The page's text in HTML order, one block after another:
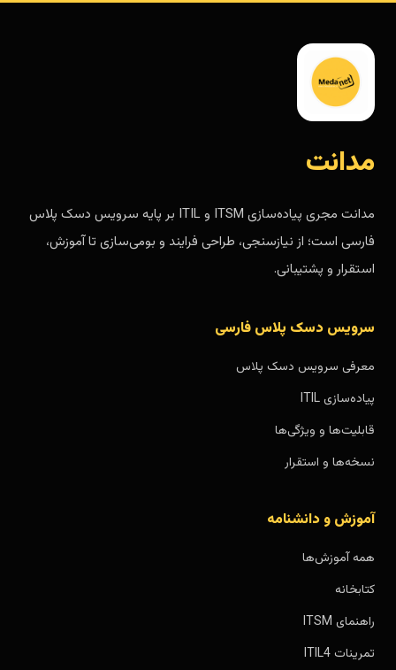
مدانت
مدانت مجری پیاده‌سازی ITSM و ITIL بر پایه سرویس دسک پلاس
فارسی است؛ از نیازسنجی، طراحی فرایند و بومی‌سازی تا آموزش،
استقرار و پشتیبانی.
سرویس دسک پلاس فارسی
معرفی سرویس دسک پلاس
پیاده‌سازی ITIL
قابلیت‌ها و ویژگی‌ها
نسخه‌ها و استقرار
آموزش و دانشنامه
همه آموزش‌ها
کتابخانه
راهنمای ITSM
تمرینات ITIL4